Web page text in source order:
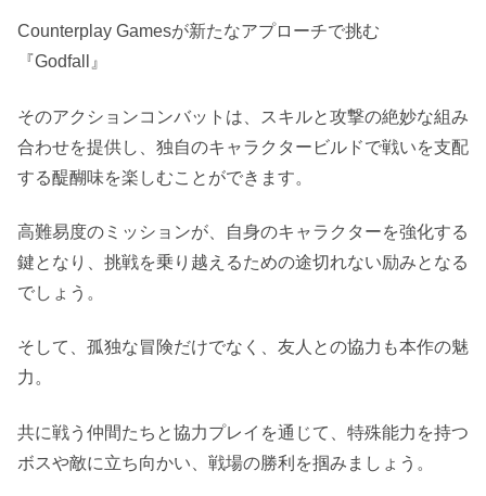
Counterplay Gamesが新たなアプローチで挑む
『Godfall』
そのアクションコンバットは、スキルと攻撃の絶妙な組み
合わせを提供し、独自のキャラクタービルドで戦いを支配
する醍醐味を楽しむことができます。
高難易度のミッションが、自身のキャラクターを強化する
鍵となり、挑戦を乗り越えるための途切れない励みとなる
でしょう。
そして、孤独な冒険だけでなく、友人との協力も本作の魅
力。
共に戦う仲間たちと協力プレイを通じて、特殊能力を持つ
ボスや敵に立ち向かい、戦場の勝利を掴みましょう。